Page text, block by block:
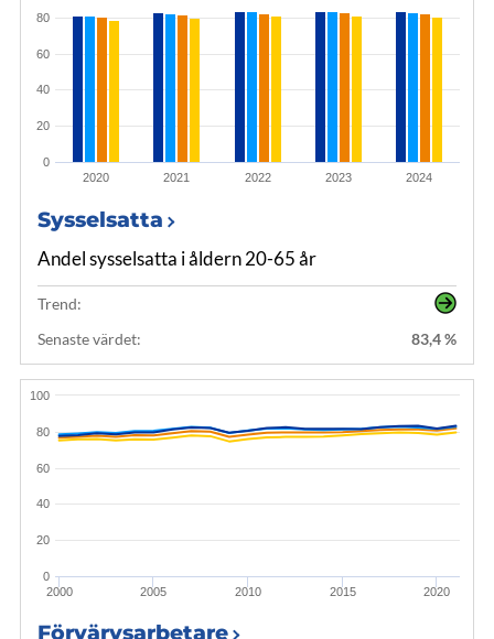
2020 2021 2022 2023 2024
0
20
40
60
80
Sysselsatta
Andel sysselsatta i åldern 20-65 år
Trend:
Senaste värdet:
83,4 %
2000 2005 2010 2015 2020
0
20
40
60
80
100
Förvärvsarbetare